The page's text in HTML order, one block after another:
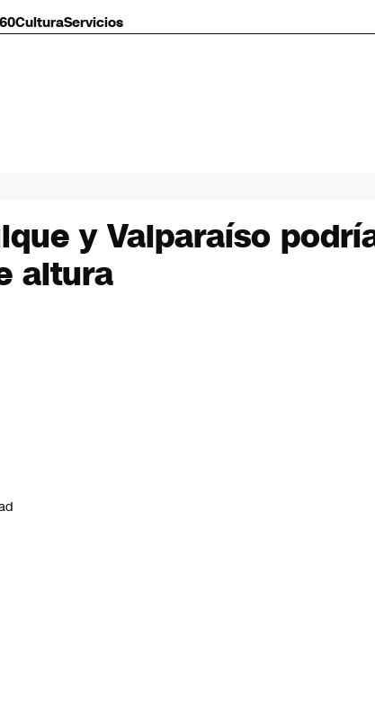
CulturaServicios
y Valparaíso
altura